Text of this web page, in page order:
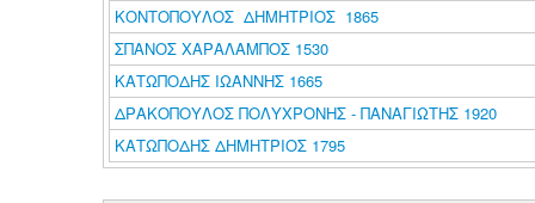
ΚΟΝΤΟΠΟΥΛΟΣ ΔΗΜΗΤΡΙΟΣ 1865
ΣΠΑΝΟΣ ΧΑΡΑΛΑΜΠΟΣ 1530
ΚΑΤΩΠΟΔΗΣ ΙΩΑΝΝΗΣ 1665
ΔΡΑΚΟΠΟΥΛΟΣ ΠΟΛΥΧΡΟΝΗΣ - ΠΑΝΑΓΙΩΤΗΣ 1920
ΚΑΤΩΠΟΔΗΣ ΔΗΜΗΤΡΙΟΣ 1795